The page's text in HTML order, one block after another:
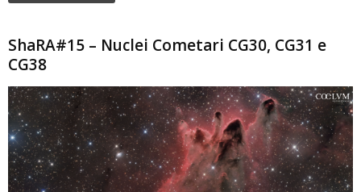
ShaRA#15 – Nuclei Cometari CG30, CG31 e
CG38